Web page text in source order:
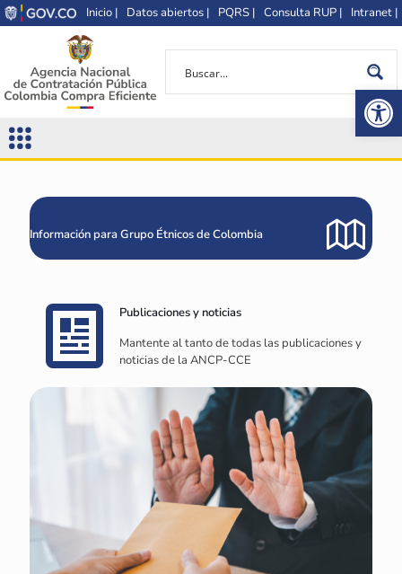
Inicio | Datos abiertos | PQRS | Consulta RUP | Intranet |
Información para Grupo Étnicos de Colombia
Publicaciones y noticias
Mantente al tanto de todas las publicaciones y
noticias de la ANCP-CCE